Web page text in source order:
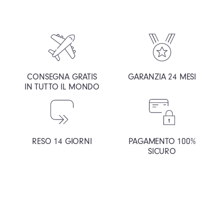
CONSEGNA GRATIS
IN TUTTO IL MONDO
GARANZIA 24 MESI
RESO 14 GIORNI
PAGAMENTO 100%
SICURO